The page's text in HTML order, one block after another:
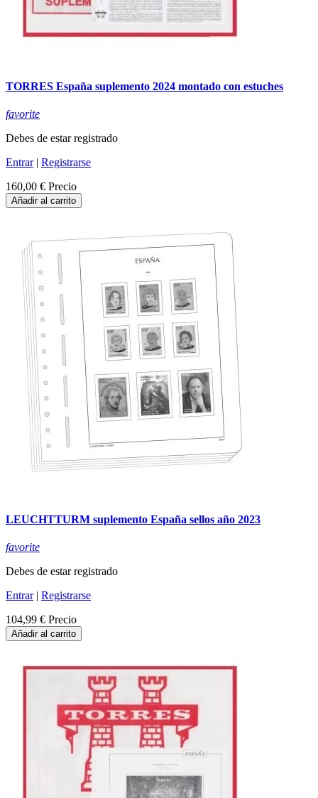
TORRES España suplemento 2024 montado con estuches
favorite
Debes de estar registrado
Entrar| Registrarse
160,00 € Precio
Añadir al carrito
LEUCHTTURM suplemento España sellos año 2023
favorite
Debes de estar registrado
Entrar| Registrarse
104,99 € Precio
Añadir al carrito